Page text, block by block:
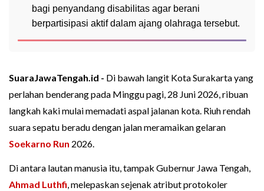
bagi penyandang disabilitas agar berani
berpartisipasi aktif dalam ajang olahraga tersebut.
SuaraJawaTengah.id - Di bawah langit Kota Surakarta yang
perlahan benderang pada Minggu pagi, 28 Juni 2026, ribuan
langkah kaki mulai memadati aspal jalanan kota. Riuh rendah
suara sepatu beradu dengan jalan meramaikan gelaran
Soekarno Run 2026.
Di antara lautan manusia itu, tampak Gubernur Jawa Tengah,
Ahmad Luthfi, melepaskan sejenak atribut protokoler